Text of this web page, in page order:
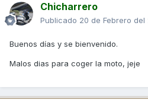
Chicharrero
Publicado 20 de Febrero del
Buenos días y se bienvenido.
Malos dias para coger la moto, jeje